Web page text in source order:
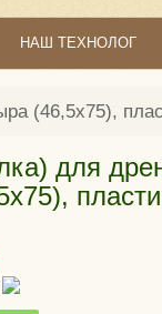
НАШ ТЕХНОЛОГ
(46,5х75),
для